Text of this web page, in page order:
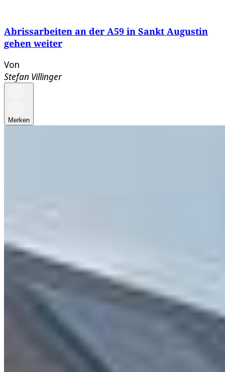
Abrissarbeiten an der A59 in Sankt Augustin
gehen weiter
Von
Stefan Villinger
Merken